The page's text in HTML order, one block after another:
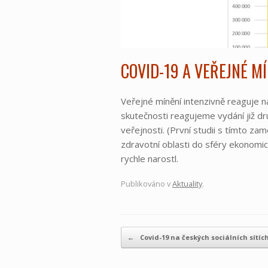
COVID-19 A VEŘEJNÉ
Veřejné mínění intenzivně reaguje
skutečnosti reagujeme vydání již
veřejnosti. (První studii s tímto
zdravotní oblasti do sféry
rychle narostl.
Publikováno vAktuality.
Navigace příspěvku
← Covid-19 na českých sociálních sítích